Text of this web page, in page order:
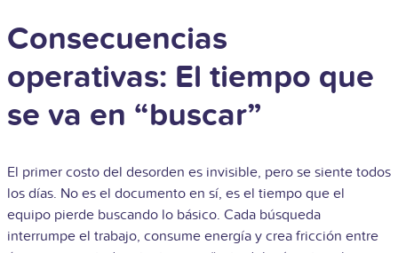
Consecuencias
operativas: El tiempo que
se va en “buscar”
El primer costo del desorden es invisible, pero se siente todos
los días. No es el documento en sí, es el tiempo que el
equipo pierde buscando lo básico. Cada búsqueda
interrumpe el trabajo, consume energía y crea fricción entre